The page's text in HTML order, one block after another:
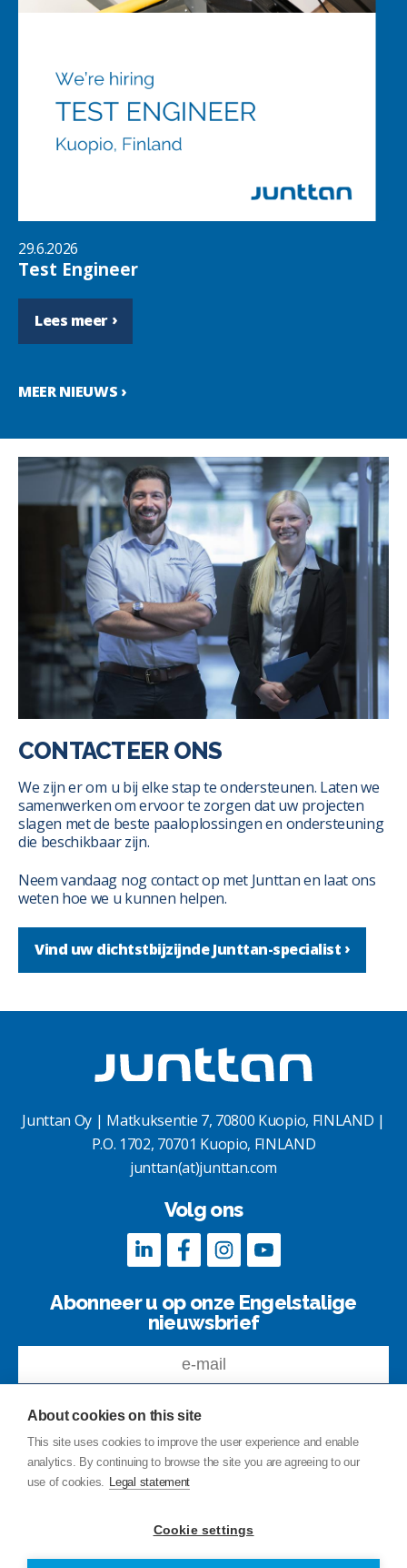
29.6.2026
Test Engineer
Lees meer
MEER NIEUWS ›
CONTACTEER ONS
We zijn er om u bij elke stap te ondersteunen. Laten we
samenwerken om ervoor te zorgen dat uw projecten
slagen met de beste paaloplossingen en ondersteuning
die beschikbaar zijn.
Neem vandaag nog contact op met Junttan en laat ons
weten hoe we u kunnen helpen.
Vind uw dichtstbijzijnde Junttan-specialist
Junttan Oy | Matkuksentie 7, 70800 Kuopio, FINLAND |
P.O. 1702, 70701 Kuopio, FINLAND
junttan(at)junttan.com
Volg ons
Abonneer u op onze Engelstalige
nieuwsbrief
Feedback
Privacy Policy
Legal notice
About cookies on this site
This site uses cookies to improve the user experience and enable
analytics. By continuing to browse the site you are agreeing to our
use of cookies. Legal statement
Cookie settings